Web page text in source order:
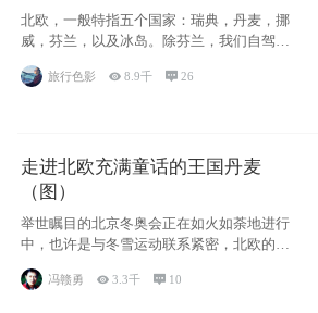
北欧，一般特指五个国家：瑞典，丹麦，挪
威，芬兰，以及冰岛。除芬兰，我们自驾游
旅行色影 8.9千 26
走进北欧充满童话的王国丹麦
（图）
举世瞩目的北京冬奥会正在如火如荼地进行
中，也许是与冬雪运动联系紧密，北欧的一
些国家因
冯赣勇 3.3千  10